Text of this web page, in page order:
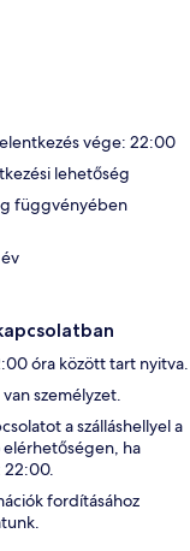
vége: 22:00
lehetőség
függvényében
óra között tart nyitva.
személyzet.
a szálláshellyel a
elérhetőségen, ha
22:00.
fordításához